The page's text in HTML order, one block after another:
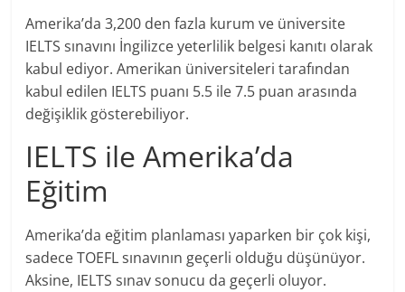
Amerika’da 3,200 den fazla kurum ve üniversite
IELTS sınavını İngilizce yeterlilik belgesi kanıtı olarak
kabul ediyor. Amerikan üniversiteleri tarafından
kabul edilen IELTS puanı 5.5 ile 7.5 puan arasında
değişiklik gösterebiliyor.
IELTS ile Amerika’da
Eğitim
Amerika’da eğitim planlaması yaparken bir çok kişi,
sadece TOEFL sınavının geçerli olduğu düşünüyor.
Aksine, IELTS sınav sonucu da geçerli oluyor.